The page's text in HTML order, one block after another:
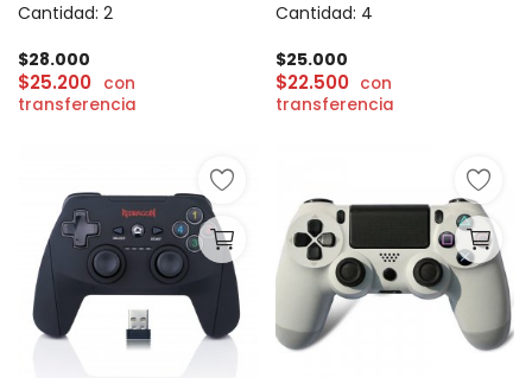
Cantidad: 2
$28.000
$25.200 con
transferencia
Cantidad: 4
$25.000
$22.500 con
transferencia